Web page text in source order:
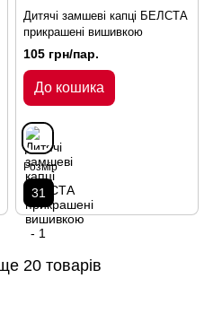
Дитячі замшеві капці БЕЛСТА
прикрашені вишивкою
105 грн/пар.
До кошика
Розмір
31
20 товарів